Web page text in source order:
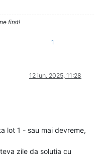
first!
1
12 iun. 2025, 11:28
lot 1 - sau mai devreme,
zile da solutia cu